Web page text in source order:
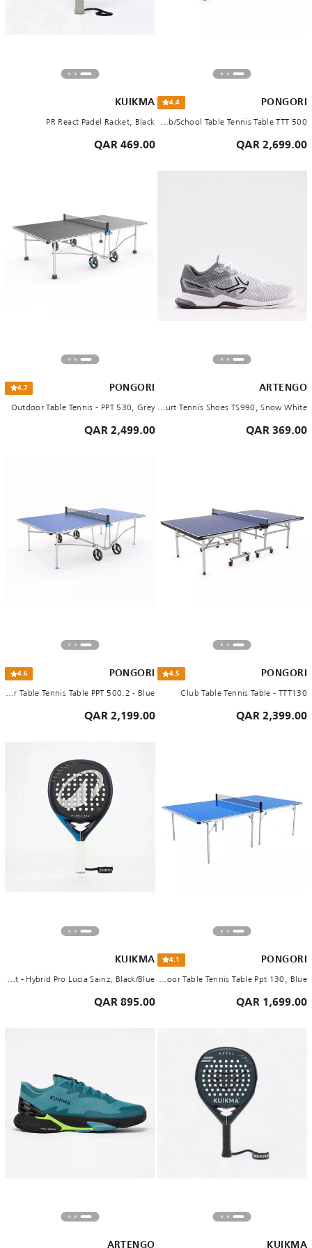
PONGORI
4.4
BLUE ITTF Approved Club/School Table Tennis Table TTT 500
2,699.00 QAR
KUIKMA
PR React Padel Racket, Black
469.00 QAR
ARTENGO
Men's Multi-Court Tennis Shoes TS990, Snow White
369.00 QAR
PONGORI
4.7
Outdoor Table Tennis - PPT 530, Grey
2,499.00 QAR
PONGORI
4.5
Club Table Tennis Table - TTT130
2,399.00 QAR
PONGORI
4.6
Outdoor Table Tennis Table PPT 500.2 - Blue
2,199.00 QAR
PONGORI
4.1
Outdoor Table Tennis Table Ppt 130, Blue
1,699.00 QAR
KUIKMA
Adults Padel Racket - Hybrid Pro Lucia Sainz, Black/Blue
895.00 QAR
KUIKMA
ARTENGO